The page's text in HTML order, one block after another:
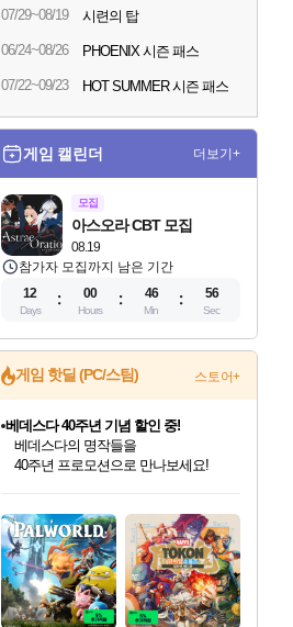
07/29~08/19 시련의 탑
06/24~08/26 PHOENIX 시즌 패스
07/22~09/23 HOT SUMMER 시즌 패스
게임 캘린더 더보기+
모집
08.19
아스오라 CBT 모집
참가자 모집까지 남은 기간
12
Days
00
Hours
46
Min
55
Sec
게임 핫딜 (PC/스팀) 스토어+
최대 90% 할인가를 만나보세요!
네이버혜택과 함께 만나보세요!
50%할인&추가 적립까지!
이니&베니 혜택까지!
네이버 혜택가와 함께 예약하세요!
할인&네이버혜택으로 만나보세요!
네이버페이 혜택과 만나보세요!
베데스다 40주년 기념 할인 중!
베데스다의 명작들을
40주년 프로모션으로 만나보세요!
네이버 포인트 혜택까지!
할인가에 만나보세요!
일부 에디션 상시 할인!
혜택으로 예약 판매 중
편안하게 충전하세요